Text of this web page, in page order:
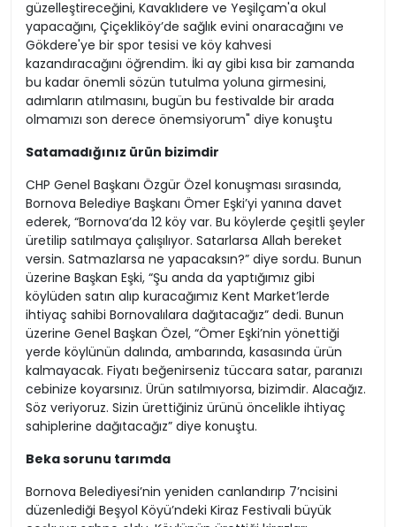
güzelleştireceğini, Kavaklıdere ve Yeşilçam'a okul
yapacağını, Çiçekliköy’de sağlık evini onaracağını ve
Gökdere'ye bir spor tesisi ve köy kahvesi
kazandıracağını öğrendim. İki ay gibi kısa bir zamanda
bu kadar önemli sözün tutulma yoluna girmesini,
adımların atılmasını, bugün bu festivalde bir arada
olmamızı son derece önemsiyorum" diye konuştu
Satamadığınız ürün bizimdir
CHP Genel Başkanı Özgür Özel konuşması sırasında,
Bornova Belediye Başkanı Ömer Eşki’yi yanına davet
ederek, “Bornova’da 12 köy var. Bu köylerde çeşitli şeyler
üretilip satılmaya çalışılıyor. Satarlarsa Allah bereket
versin. Satmazlarsa ne yapacaksın?” diye sordu. Bunun
üzerine Başkan Eşki, “Şu anda da yaptığımız gibi
köylüden satın alıp kuracağımız Kent Market’lerde
ihtiyaç sahibi Bornovalılara dağıtacağız” dedi. Bunun
üzerine Genel Başkan Özel, “Ömer Eşki’nin yönettiği
yerde köylünün dalında, ambarında, kasasında ürün
kalmayacak. Fiyatı beğenirseniz tüccara satar, paranızı
cebinize koyarsınız. Ürün satılmıyorsa, bizimdir. Alacağız.
Söz veriyoruz. Sizin ürettiğiniz ürünü öncelikle ihtiyaç
sahiplerine dağıtacağız” diye konuştu.
Beka sorunu tarımda
Bornova Belediyesi’nin yeniden canlandırıp 7’ncisini
düzenlediği Beşyol Köyü’ndeki Kiraz Festivali büyük